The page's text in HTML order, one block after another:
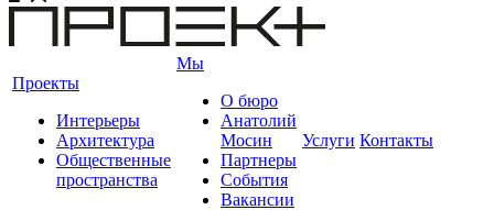
Проекты
Интерьеры
Архитектура
Общественные
пространства
Мы
О бюро
Анатолий
Мосин
Партнеры
События
Вакансии
Услуги Контакты